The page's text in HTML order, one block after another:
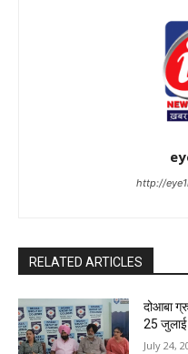
http://
RELATED ARTICLES
दोआबा
25 जुलाई
July 24,